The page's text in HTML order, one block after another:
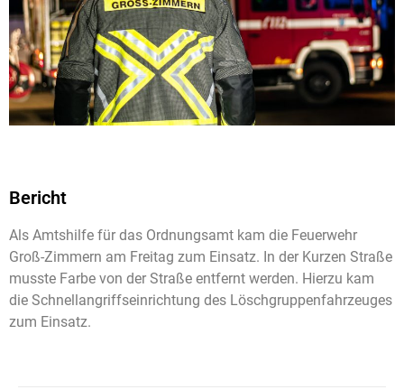
Bericht
Als Amtshilfe für das Ordnungsamt kam die Feuerwehr
Groß-Zimmern am Freitag zum Einsatz. In der Kurzen Straße
musste Farbe von der Straße entfernt werden. Hierzu kam
die Schnellangriffseinrichtung des Löschgruppenfahrzeuges
zum Einsatz.